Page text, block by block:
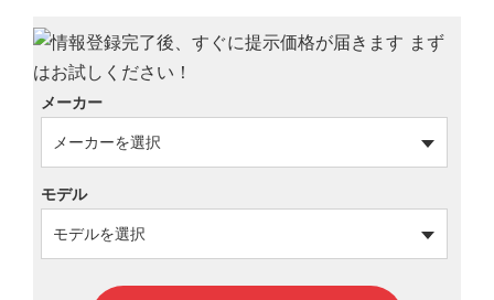
メーカー
モデル